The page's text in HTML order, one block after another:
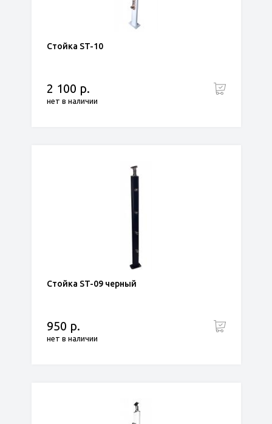
Стойка ST-10
2 100 р.
нет в наличии
Стойка ST-09 черный
950 р.
нет в наличии